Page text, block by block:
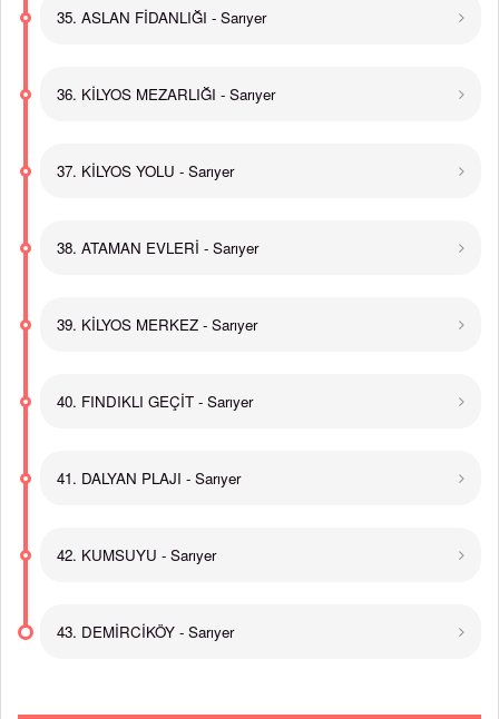
35. ASLAN FİDANLIĞI - Sarıyer
36. KİLYOS MEZARLIĞI - Sarıyer
37. KİLYOS YOLU - Sarıyer
38. ATAMAN EVLERİ - Sarıyer
39. KİLYOS MERKEZ - Sarıyer
40. FINDIKLI GEÇİT - Sarıyer
41. DALYAN PLAJI - Sarıyer
42. KUMSUYU - Sarıyer
43. DEMİRCİKÖY - Sarıyer